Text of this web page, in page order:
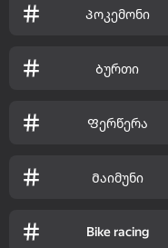
Პოკემონი
Ბურთი
Ფერწერა
Მაიმუნი
Bike racing